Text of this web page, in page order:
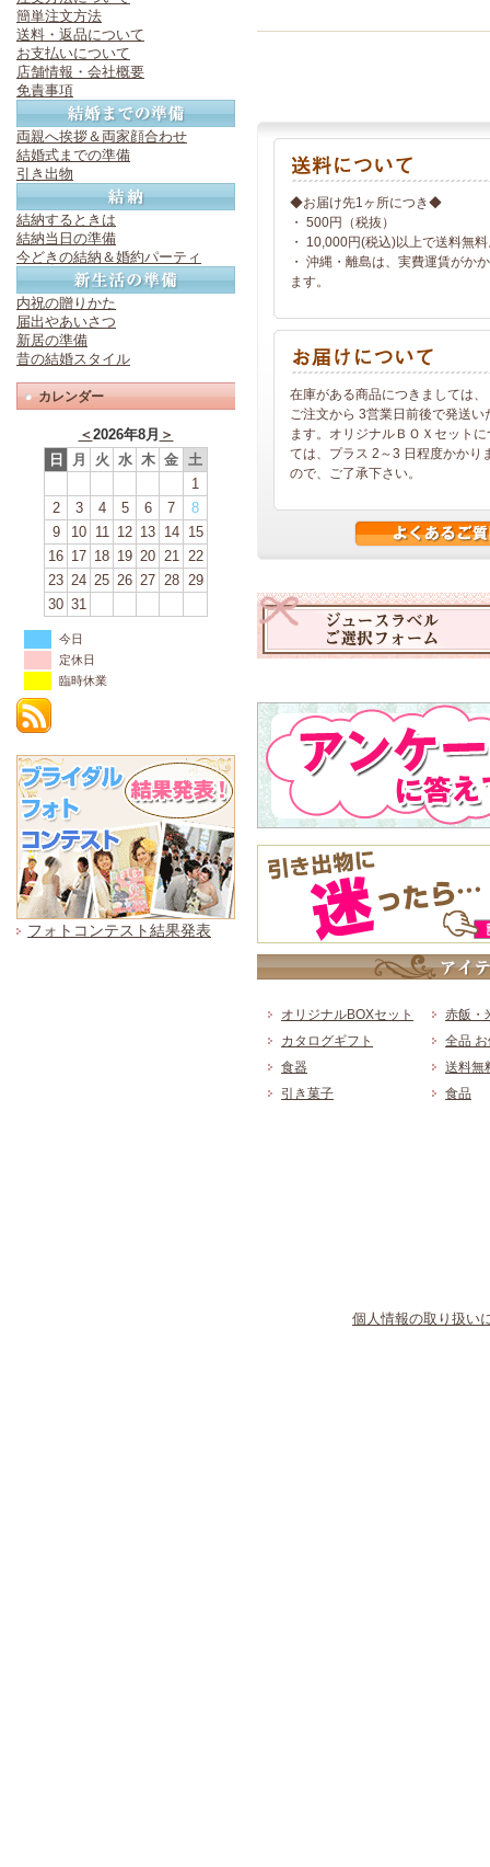
簡単注文方法
送料・返品について
お支払いについて
店舗情報・会社概要
免責事項
両親へ挨拶＆両家顔合わせ
結婚式までの準備
引き出物
結納するときは
結納当日の準備
今どきの結納＆婚約パーティ
内祝の贈りかた
届出やあいさつ
新居の準備
昔の結婚スタイル
カレンダー
＜2026年8月 ＞
日
月 火 水 木 金 土
1
2
3 4 5 6 7
8
9
10 11 12 13 14
15
16 17 18 19 20 21 22
23 24 25 26 27 28 29
30 31
今日
定休日
臨時休業
フォトコンテスト結果発表
◆お届け先1ヶ所につき◆
・ 500円（税抜）
・ 10,000円(税込)以上で送料無
・ 沖縄・離島は、実費運賃がか
ます。
在庫がある商品につきましては、
ご注文から 3営業日前後で発送い
ます。オリジナルＢＯＸセットに
ては、プラス 2～3 日程度かかり
ので、ご了承下さい。
オリジナルBOXセット
カタログギフト
食器
引き菓子
赤飯・
全品
送料無
食品
個人情報の取り扱い